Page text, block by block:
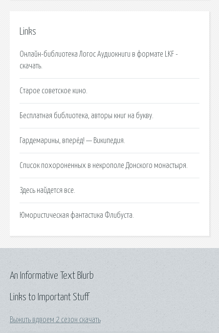
Links
Онлайн-библиотека Логос Аудиокниги в формате LKF -
скачать.
Старое советское кино.
Бесплатная библиотека, авторы книг на букву.
Гардемарины, вперёд! — Википедия.
Список похороненных в некрополе Донского монастыря.
Здесь найдется все.
Юмористическая фантастика Флибуста.
Links to Important Stuff
Выжить вдвоем 2 сезон скачать
An Informative Text Blurb